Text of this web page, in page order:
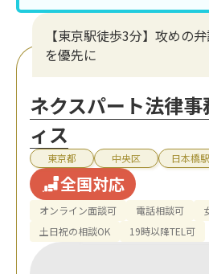
【東京駅徒歩3分】攻めの
を優先に
ネクスパート法律
ィス
東京都 中央区 日本橋駅
全国対応
オンライン面談可 電話相談可
土日祝の相談OK
19時以降TEL可